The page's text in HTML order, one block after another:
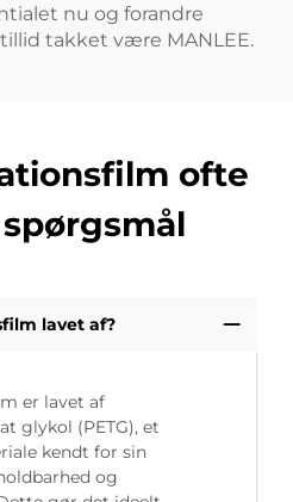
nu og forandre
takket være MANLEE.
ofte
lavet af?
er lavet af
glykol (PETG), et
kendt for sin
og